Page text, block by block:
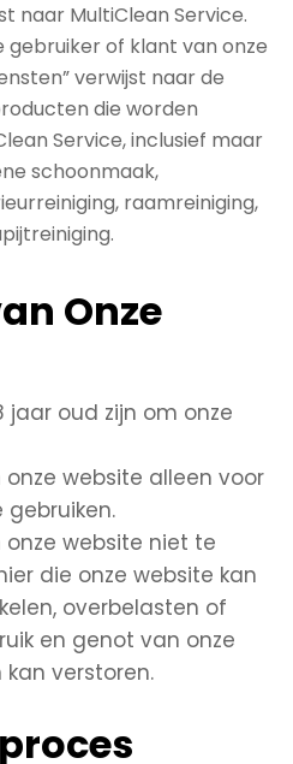
naar MultiClean Service.
gebruiker of klant van onze
verwijst naar de
die worden
Service, inclusief maar
schoonmaak,
raamreiniging,
Onze
jaar oud zijn om onze
website alleen voor
website niet te
die onze website kan
overbelasten of
en genot van onze
verstoren.